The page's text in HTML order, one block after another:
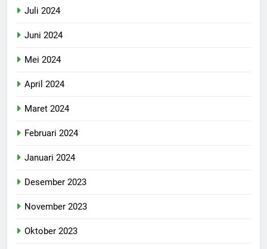
Juli 2024
Juni 2024
Mei 2024
April 2024
Maret 2024
Februari 2024
Januari 2024
Desember 2023
November 2023
Oktober 2023